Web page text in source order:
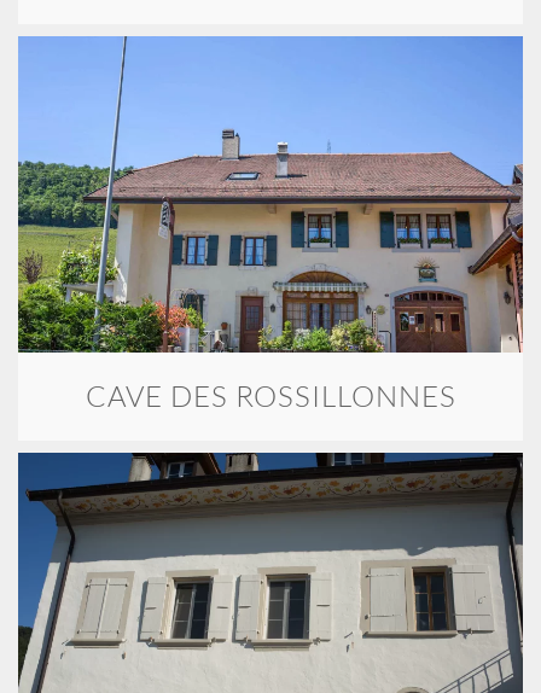
CAVE DES ROSSILLONNES